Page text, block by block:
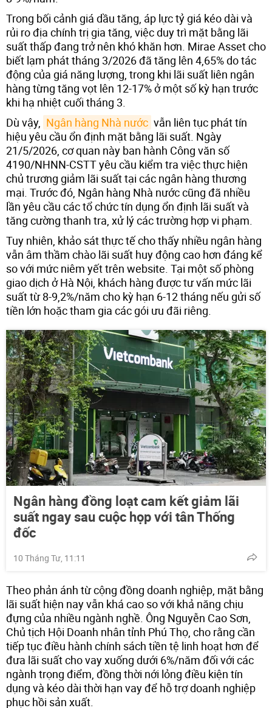
Trong bối cảnh giá dầu tăng, áp lực tỷ giá kéo dài và
rủi ro địa chính trị gia tăng, việc duy trì mặt bằng lãi
suất thấp đang trở nên khó khăn hơn. Mirae Asset cho
biết lạm phát tháng 3/2026 đã tăng lên 4,65% do tác
động của giá năng lượng, trong khi lãi suất liên ngân
hàng từng tăng vọt lên 12-17% ở một số kỳ hạn trước
khi hạ nhiệt cuối tháng 3.
Dù vậy, Ngân hàng Nhà nước vẫn liên tục phát tín
hiệu yêu cầu ổn định mặt bằng lãi suất. Ngày
21/5/2026, cơ quan này ban hành Công văn số
4190/NHNN-CSTT yêu cầu kiểm tra việc thực hiện
chủ trương giảm lãi suất tại các ngân hàng thương
mại. Trước đó, Ngân hàng Nhà nước cũng đã nhiều
lần yêu cầu các tổ chức tín dụng ổn định lãi suất và
tăng cường thanh tra, xử lý các trường hợp vi phạm.
Tuy nhiên, khảo sát thực tế cho thấy nhiều ngân hàng
vẫn âm thầm chào lãi suất huy động cao hơn đáng kể
so với mức niêm yết trên website. Tại một số phòng
giao dịch ở Hà Nội, khách hàng được tư vấn mức lãi
suất từ 8-9,2%/năm cho kỳ hạn 6-12 tháng nếu gửi số
tiền lớn hoặc tham gia các gói ưu đãi riêng.
Ngân hàng đồng loạt cam kết giảm lãi
suất ngay sau cuộc họp với tân Thống
đốc
10 Tháng Tư, 11:11
Theo phản ánh từ cộng đồng doanh nghiệp, mặt bằng
lãi suất hiện nay vẫn khá cao so với khả năng chịu
đựng của nhiều ngành nghề. Ông Nguyễn Cao Sơn,
Chủ tịch Hội Doanh nhân tỉnh Phú Thọ, cho rằng cần
tiếp tục điều hành chính sách tiền tệ linh hoạt hơn để
đưa lãi suất cho vay xuống dưới 6%/năm đối với các
ngành trọng điểm, đồng thời nới lỏng điều kiện tín
dụng và kéo dài thời hạn vay để hỗ trợ doanh nghiệp
phục hồi sản xuất.